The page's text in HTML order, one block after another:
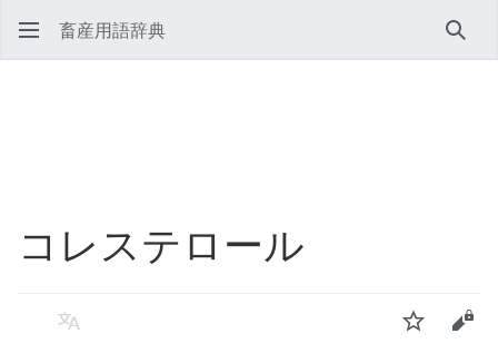
畜産用語辞典 検索
コレステロール
言語 ウォッチソ